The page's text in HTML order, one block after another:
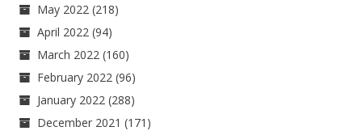
May 2022 (218)
April 2022 (94)
March 2022 (160)
February 2022 (96)
January 2022 (288)
December 2021 (171)